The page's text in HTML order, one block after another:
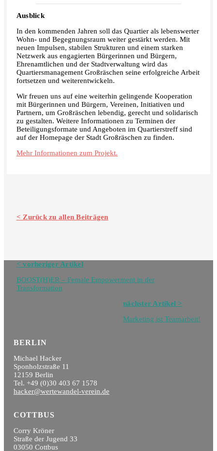
Ausblick
In den kommenden Jahren soll das Quartier als lebenswerter
Wohn- und Begegnungsraum weiter gestärkt werden. Mit
neuen Impulsen, stabilen Strukturen und einem starken
Netzwerk aus engagierten Bürgerinnen und Bürgern,
Ehrenamtlichen und der Stadtverwaltung wird das
Quartiersmanagement Großräschen seine erfolgreiche Arbeit
fortsetzen und weiterentwickeln.
Wir freuen uns auf eine weiterhin gelingende Kooperation
mit Bürgerinnen und Bürgern, Vereinen, Initiativen und
Partnern, um Großräschen lebendig, gerecht und solidarisch
zu gestalten. Weitere Informationen zu Terminen der
Beteiligungsformate und Angeboten im Quartierstreff sind
auf der Homepage der Stadt Großräschen zu finden.
Mehr Informationen zum Projekt.
< Zurück zu allen Beiträgen
Navigation
Blog
< vorheriger Artikel
BOOST(H)ER – Female Empowerment in der
Transformation
nächster Artikel >
Marketing ist Teamarbeit!
BERLIN
Michael Hacker
Sponholzstraße 11
12159 Berlin
Tel. +49 (0)30 403 67 1578
hacker@wertewandel-verein.de
COTTBUS
Corry Kröner
Straße der Jugend 33
03050 Cottbus